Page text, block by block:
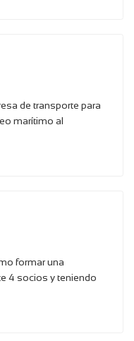
de transporte para
marítimo al
formar una
4 socios y teniendo